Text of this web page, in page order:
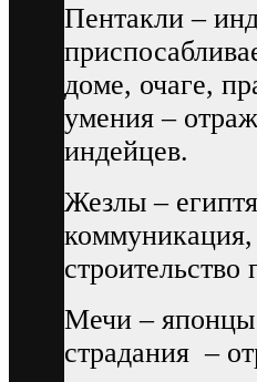
Пентакли –
доме, очаге,
умения –
индейцев.
Жезлы –
коммуникация,
Мечи – японцы
страдания –